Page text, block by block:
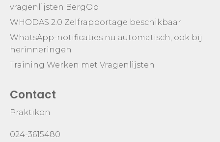
vragenlijsten BergOp
WHODAS 2.0 Zelfrapportage beschikbaar
WhatsApp-notificaties nu automatisch, ook bij
herinneringen
Training Werken met Vragenlijsten
Contact
Praktikon
024-3615480